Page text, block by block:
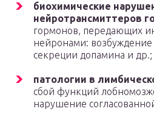
биохимические
нейротрансмиттеров
гормонов, передающих
нейронами:
секреции допамина и др.;
патологии в
сбой функций
нарушение